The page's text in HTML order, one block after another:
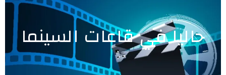
حاليا في قاعات السينما